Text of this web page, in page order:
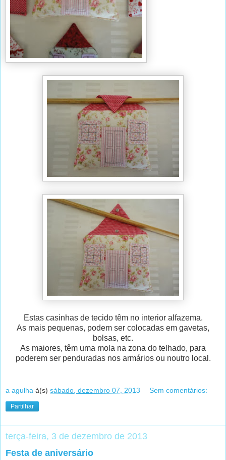
Estas casinhas de tecido têm no interior alfazema.
As mais pequenas, podem ser colocadas em gavetas,
bolsas, etc.
As maiores, têm uma mola na zona do telhado, para
poderem ser penduradas nos armários ou noutro local.
a agulha à(s) sábado, dezembro 07, 2013 Sem comentários:
Partilhar
terça-feira, 3 de dezembro de 2013
Festa de aniversário